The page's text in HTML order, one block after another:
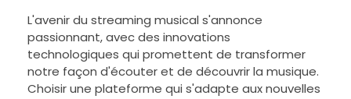
L'avenir du streaming musical s'annonce
passionnant, avec des innovations
technologiques qui promettent de transformer
notre façon d'écouter et de découvrir la musique.
Choisir une plateforme qui s'adapte aux nouvelles